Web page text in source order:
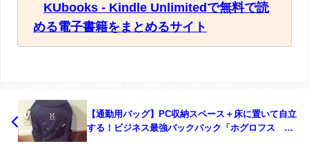
KUbooks - Kindle Unlimitedで無料で読
める電子書籍をまとめるサイト
【通勤用バッグ】PC収納スペース＋床に置いて自立
する！ビジネス最強バックパック「ホグロフス コ